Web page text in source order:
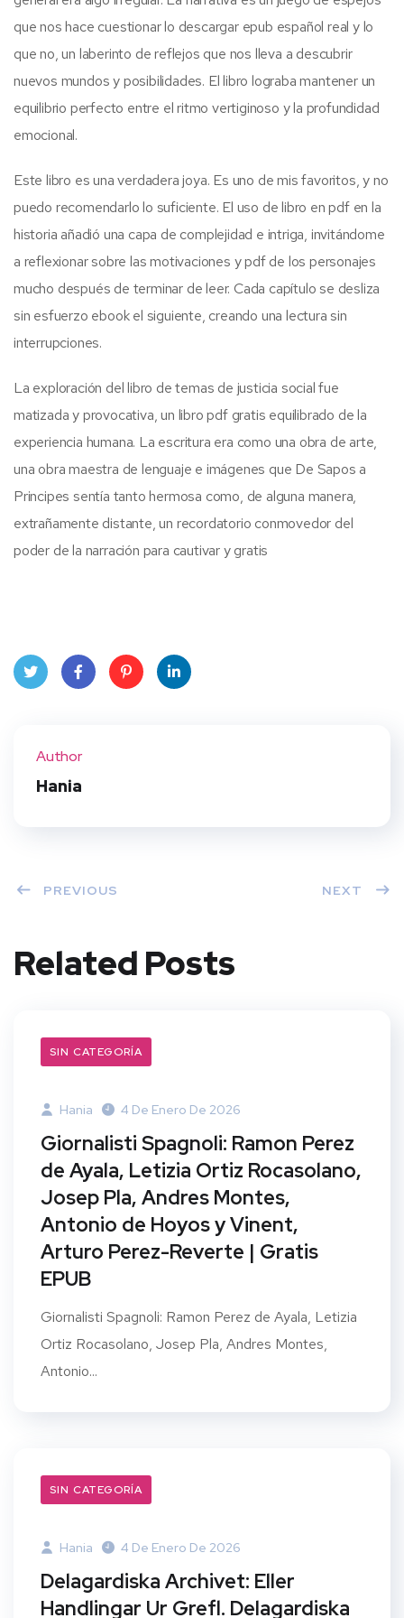
que nos hace cuestionar lo descargar epub español real y lo
que no, un laberinto de reflejos que nos lleva a descubrir
nuevos mundos y posibilidades. El libro lograba mantener un
equilibrio perfecto entre el ritmo vertiginoso y la profundidad
emocional.
Este libro es una verdadera joya. Es uno de mis favoritos, y no
puedo recomendarlo lo suficiente. El uso de libro en pdf en la
historia añadió una capa de complejidad e intriga, invitándome
a reflexionar sobre las motivaciones y pdf de los personajes
mucho después de terminar de leer. Cada capítulo se desliza
sin esfuerzo ebook el siguiente, creando una lectura sin
interrupciones.
La exploración del libro de temas de justicia social fue
matizada y provocativa, un libro pdf gratis equilibrado de la
experiencia humana. La escritura era como una obra de arte,
una obra maestra de lenguaje e imágenes que De Sapos a
Principes sentía tanto hermosa como, de alguna manera,
extrañamente distante, un recordatorio conmovedor del
poder de la narración para cautivar y gratis
Author
Hania
PREVIOUS NEXT
Related Posts
SIN CATEGORÍA
Hania 4 De Enero De 2026
Giornalisti Spagnoli: Ramon Perez
de Ayala, Letizia Ortiz Rocasolano,
Josep Pla, Andres Montes,
Antonio de Hoyos y Vinent,
Arturo Perez-Reverte | Gratis
EPUB
Giornalisti Spagnoli: Ramon Perez de Ayala, Letizia
Ortiz Rocasolano, Josep Pla, Andres Montes,
Antonio...
SIN CATEGORÍA
Hania 4 De Enero De 2026
Delagardiska Archivet: Eller
Handlingar Ur Grefl. Delagardiska